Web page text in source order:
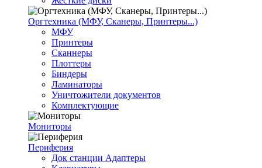
Оргтехника (МФУ, Сканеры, Принтеры...)
МФУ
Принтеры
Сканнеры
Плоттеры
Биндеры
Ламинаторы
Уничтожители документов
Комплектующие
Мониторы
Периферия
Док станции Адаптеры